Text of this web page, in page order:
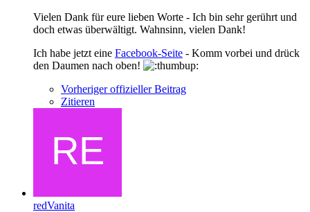
Vielen Dank für eure lieben Worte - Ich bin sehr gerührt und
doch etwas überwältigt. Wahnsinn, vielen Dank!
Ich habe jetzt eine Facebook-Seite - Komm vorbei und drück
den Daumen nach oben!
Vorheriger offizieller Beitrag
Zitieren
redVanita